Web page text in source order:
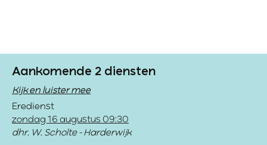
Aankomende 2 diensten
Kijk en luister mee
Eredienst
zondag 16 augustus 09:30
dhr. W. Scholte - Harderwijk